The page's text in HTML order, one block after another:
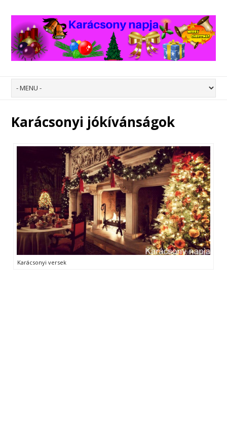
Karácsonyi jókívánságok
Karácsonyi versek